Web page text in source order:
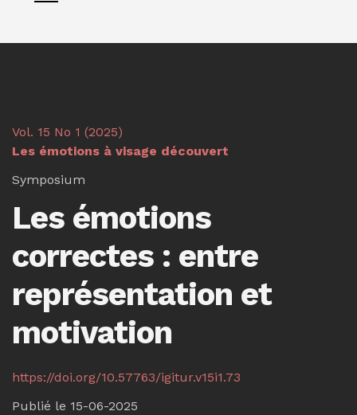
Vol. 15 No 1 (2025)
Les émotions à visage découvert
Symposium
Les émotions
correctes : entre
représentation et
motivation
https://doi.org/10.57763/igitur.v15i1.73
Publié le 15-06-2025